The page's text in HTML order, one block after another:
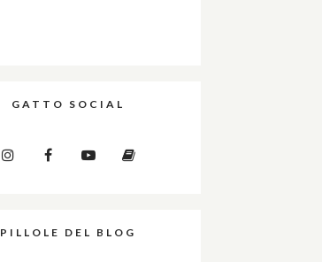
GATTO SOCIAL
PILLOLE DEL BLOG